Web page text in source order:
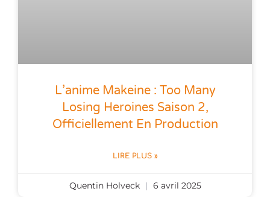
L’anime Makeine : Too Many
Losing Heroines Saison 2,
Officiellement En Production
LIRE PLUS »
Quentin Holveck 6 avril 2025